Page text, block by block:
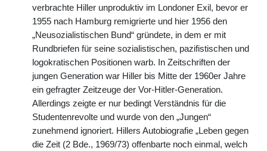
verbrachte Hiller unproduktiv im Londoner Exil, bevor er
1955 nach Hamburg remigrierte und hier 1956 den
„Neusozialistischen Bund“ gründete, in dem er mit
Rundbriefen für seine sozialistischen, pazifistischen und
logokratischen Positionen warb. In Zeitschriften der
jungen Generation war Hiller bis Mitte der 1960er Jahre
ein gefragter Zeitzeuge der Vor-Hitler-Generation.
Allerdings zeigte er nur bedingt Verständnis für die
Studentenrevolte und wurde von den „Jungen“
zunehmend ignoriert. Hillers Autobiografie „Leben gegen
die Zeit (2 Bde., 1969/73) offenbarte noch einmal, welch